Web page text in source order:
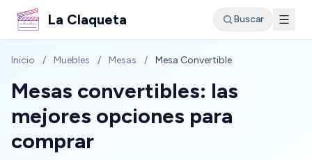
La Claqueta Buscar
Inicio / Muebles / Mesas / Mesa Convertible
Mesas convertibles: las
mejores opciones para
comprar